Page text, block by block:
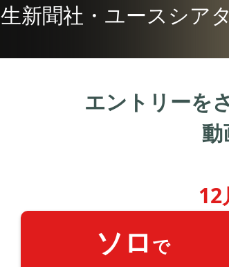
生新聞社・ ユースシア
エントリーを
動
12
ソロ で